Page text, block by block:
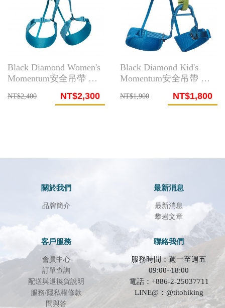
Black Diamond Women's
Momentum安全吊帶 湖
NT$2,400 NT$2,300
Black Diamond Kid's
Momentum安全吊帶 翠
NT$1,900 NT$1,800
關於我們
品牌簡介
最新消息
最新消息
攀岩文章
客戶服務
會員中心
訂單查詢
配送與退換貨說明
服務/隱私權條款
問與答
聯絡我們
服務時間：週一至週五
09:00~18:00
電話：+886-2-25037711
LINE@：@titohiking